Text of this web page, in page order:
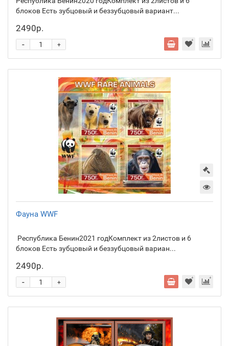
блоков Есть зубцовый и беззубцовый вариант...
2490р.
+
-
Фауна WWF
Республика Бенин2021 годКомплект из 2листов и 6
блоков Есть зубцовый и беззубцовый вариан...
2490р.
+
-